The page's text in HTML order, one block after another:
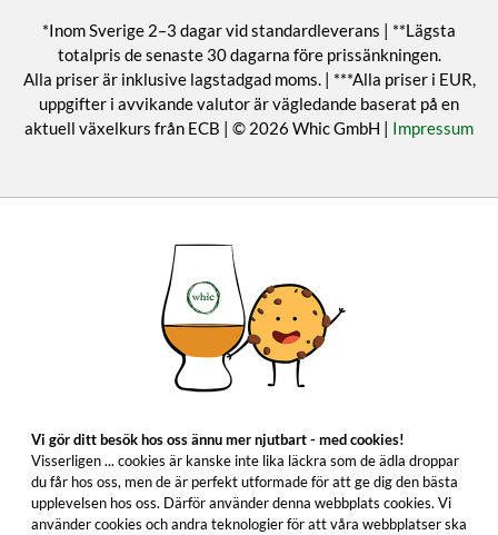
*Inom Sverige 2–3 dagar vid standardleverans | **Lägsta
totalpris de senaste 30 dagarna före prissänkningen.
Alla priser är inklusive lagstadgad moms. | ***Alla priser i EUR,
uppgifter i avvikande valutor är vägledande baserat på en
aktuell växelkurs från ECB | © 2026 Whic GmbH | Impressum
Vi gör ditt besök hos oss ännu mer njutbart - med cookies!
Visserligen ... cookies är kanske inte lika läckra som de ädla droppar
du får hos oss, men de är perfekt utformade för att ge dig den bästa
upplevelsen hos oss. Därför använder denna webbplats cookies. Vi
använder cookies och andra teknologier för att våra webbplatser ska